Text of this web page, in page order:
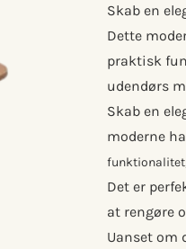
Skab en
Dette
praktisk
udendørs
Skab en
moderne
funktionalitet
Det er
at rengøre
Uanset om